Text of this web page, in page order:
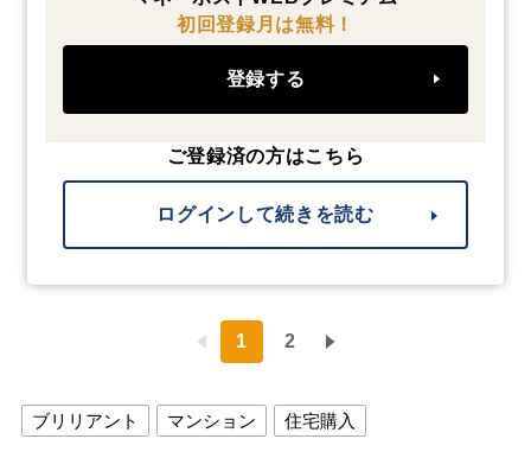
初回登録月は無料！
登録する
ご登録済の方はこちら
ログインして続きを読む
1 2
ブリリアント マンション 住宅購入